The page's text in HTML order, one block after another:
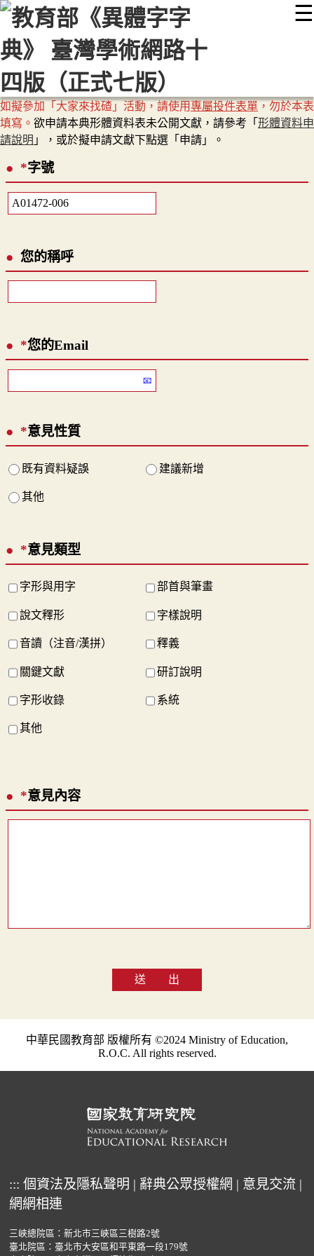
☰
::: 最新消息 常見問題 編輯說明
顯示模式
網站導覽
如擬參加「大家來找碴」活動，請使用專屬投件表單 ，勿於本表
填寫。 欲申請本典形體資料表未公開文獻，請參考「 形體資料申
請說明 」，或於擬申請文獻下點選「申請」。
*字號
您的稱呼
*您的Email
*意見性質
既有資料疑誤 建議新增
其他
*意見類型
字形與用字 部首與筆畫
說文釋形 字樣說明
音讀（注音/漢拼） 釋義
關鍵文獻 研訂說明
字形收錄 系統
其他
*意見內容
送 出
中華民國教育部 版權所有 ©2024 Ministry of Education,
R.O.C. All rights reserved.
::: 個資法及隱私聲明 | 辭典公眾授權網 | 意見交流 |
網網相連
三峽總院區：新北市三峽區三樹路2號
臺北院區：臺北市大安區和平東路一段179號